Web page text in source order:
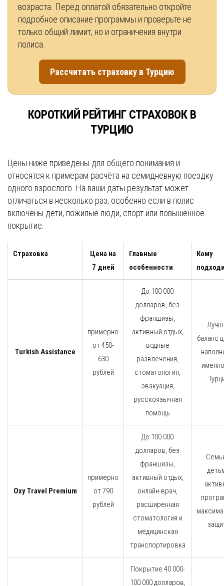
возраста. Перед оплатой обязательно откройте
подробное описание программы и проверьте не
только общий лимит, но и ограничения внутри
полиса.
Рассчитать страховку в Турцию
КОРОТКИЙ РЕЙТИНГ СТРАХОВОК В
ТУРЦИЮ
Цены ниже приведены для общего понимания и
относятся к примерам расчёта на семидневную поездку
одного взрослого. На ваши даты результат может
отличаться в несколько раз, особенно если в полис
включены дети, пожилые люди, спорт или повышенное
покрытие.
Страховка
Цена на
7 дней
Главные
особенности
Кому
Turkish Assistance
примерно
от 450-
630
рублей
До 100 000
долларов, без
франшизы,
активный отдых,
водные
развлечения,
стоматология,
эвакуация,
русскоязычная
помощь
баланс
Oxy Travel Premium
примерно
от 790
рублей
До 100 000
долларов, без
франшизы,
активный отдых,
онлайн-врач,
расширенная
стоматология и
медицинская
транспортировка
Покрытие 40 000-
100 000 долларов,